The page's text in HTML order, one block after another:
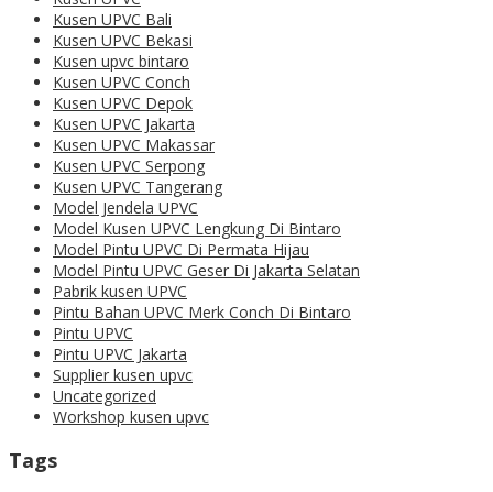
Kusen UPVC Bali
Kusen UPVC Bekasi
Kusen upvc bintaro
Kusen UPVC Conch
Kusen UPVC Depok
Kusen UPVC Jakarta
Kusen UPVC Makassar
Kusen UPVC Serpong
Kusen UPVC Tangerang
Model Jendela UPVC
Model Kusen UPVC Lengkung Di Bintaro
Model Pintu UPVC Di Permata Hijau
Model Pintu UPVC Geser Di Jakarta Selatan
Pabrik kusen UPVC
Pintu Bahan UPVC Merk Conch Di Bintaro
Pintu UPVC
Pintu UPVC Jakarta
Supplier kusen upvc
Uncategorized
Workshop kusen upvc
Tags